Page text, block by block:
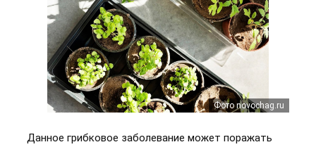
Фото novochag.ru
Данное грибковое заболевание может поражать